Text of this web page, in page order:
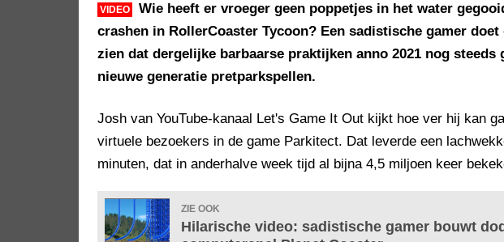
VIDEO
Wie heeft er vroeger geen poppetjes in het water
crashen in RollerCoaster Tycoon? Een sadistische gamer
zien dat dergelijke barbaarse praktijken anno 2021 nog
nieuwe generatie pretparkspellen.
Josh van YouTube-kanaal Let's Game It Out kijkt hoe ver hij kan
virtuele bezoekers in de game Parkitect. Dat leverde een
minuten, dat in anderhalve week tijd al bijna 4,5 miljoen keer
ZIE OOK
Hilarische video: sadistische gamer bouwt